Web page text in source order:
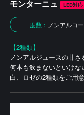
モンターニュ LED対応
度数： ノンアルコ
【2種類】
ノンアルジュースの甘さ
何本も飲まないといけな
白、ロゼの2種類をご用意